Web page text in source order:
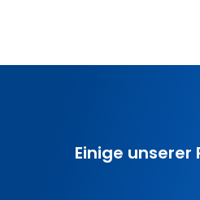
Einige unserer